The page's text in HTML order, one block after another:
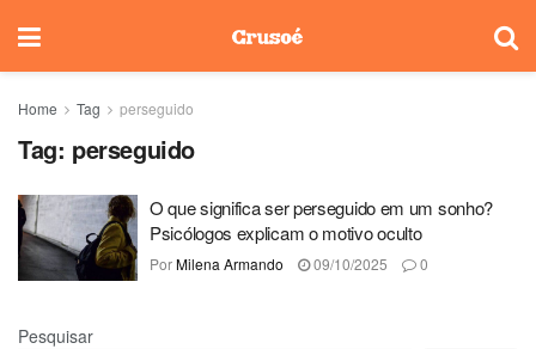
Home Tag perseguido
Tag: perseguido
O que significa ser perseguido em um sonho?
Psicólogos explicam o motivo oculto
PorMilena Armando 09/10/2025 0
Pesquisar